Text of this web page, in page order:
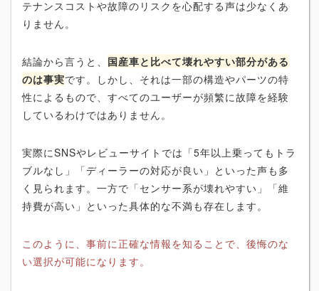
テナンスコストや故障のリスクを心配する声は少なくあ
りません。
結論から言うと、 国産車と比べて壊れやすい部分がある
のは事実です。しかし、それは一部の構造やパーツの特
性によるもので、すべてのユーザーが頻繁に故障を経験
しているわけではありません。
実際にSNSやレビューサイトでは「5年以上乗ってもトラ
ブルなし」「ディーラーの対応が良い」といった声も多
く見られます。一方で「センサー系が壊れやすい」「維
持費が高い」といった具体的な不満も存在します。
このように、事前に正確な情報を知ることで、後悔のな
い選択が可能になります。